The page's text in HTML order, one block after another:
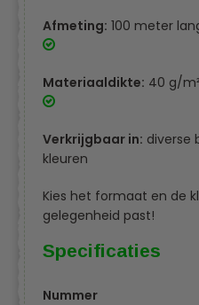
Afmeting: 100 meter
Materiaaldikte: 40 g/m²
Verkrijgbaar in: diverse
kleuren
Kies het formaat en de
gelegenheid past!
Specificaties
Nummer